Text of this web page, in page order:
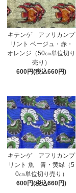
キテンゲ アフリカンプ
リント ベージュ・赤・
オレンジ（50㎝単位切り
売り）
600円(税込660円)
キテンゲ アフリカンプ
リント 魚 青・黄緑（5
0㎝単位切り売り）
600円(税込660円)